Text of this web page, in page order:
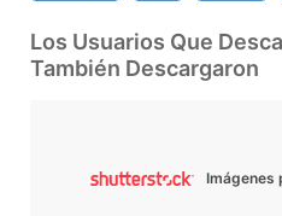
Los Usuarios Que
También Descargaron
Imágenes